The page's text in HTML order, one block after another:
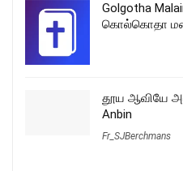
Golgotha
கொல்கொதா
தூய ஆவியே
Anbin
Fr_SJBerchmans